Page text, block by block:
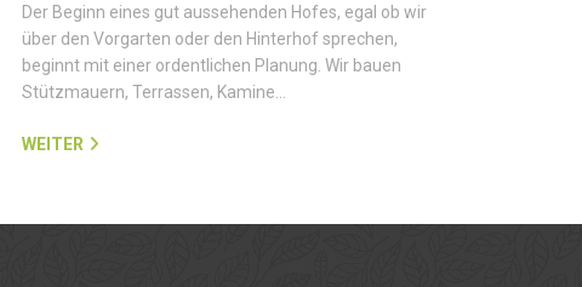
Der Beginn eines gut aussehenden Hofes, egal ob wir
über den Vorgarten oder den Hinterhof sprechen,
beginnt mit einer ordentlichen Planung. Wir bauen
Stützmauern, Terrassen, Kamine…
WEITER